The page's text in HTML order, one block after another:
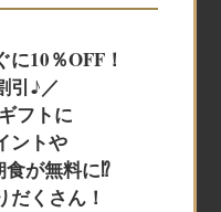
宿泊
泊
10％OFF！
引♪／
フトに
ントや
が無料に⁉
くさん！